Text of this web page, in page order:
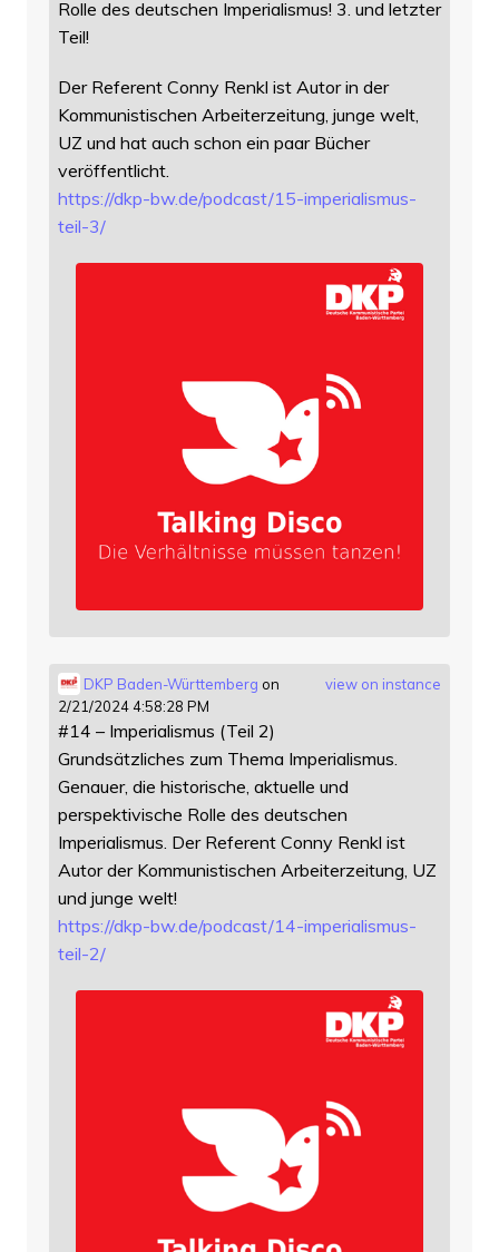
Rolle des deutschen Imperialismus! 3. und letzter
Teil!
Der Referent Conny Renkl ist Autor in der
Kommunistischen Arbeiterzeitung, junge welt,
UZ und hat auch schon ein paar Bücher
veröffentlicht.
https://dkp-bw.de/podcast/15-imperialismus-
teil-3/
view on instance
DKP Baden-Württemberg on
2/21/2024 4:58:28 PM
#14 – Imperialismus (Teil 2)
Grundsätzliches zum Thema Imperialismus.
Genauer, die historische, aktuelle und
perspektivische Rolle des deutschen
Imperialismus. Der Referent Conny Renkl ist
Autor der Kommunistischen Arbeiterzeitung, UZ
und junge welt!
https://dkp-bw.de/podcast/14-imperialismus-
teil-2/